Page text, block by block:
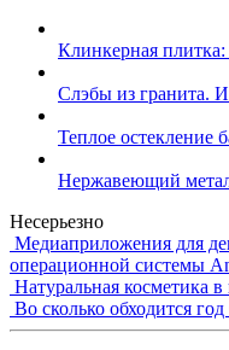
Клинкерная
Слэбы из гранита.
Теплое остекление
Нержавеющий
Несерьезно
Медиаприложения для
операционной системы
Натуральная косметика
Во сколько обходится